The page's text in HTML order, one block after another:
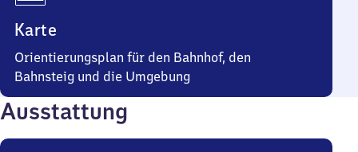
Karte
Orientierungsplan für den Bahnhof, den
Bahnsteig und die Umgebung
Ausstattung